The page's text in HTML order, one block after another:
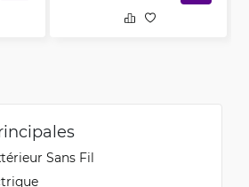
Sans Fil